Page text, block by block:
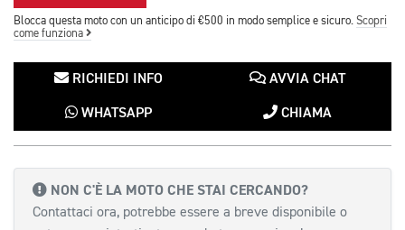
Blocca questa moto con un anticipo di €500 in modo semplice e sicuro. Scopri
come funziona
RICHIEDI INFO AVVIA CHAT
WHATSAPP CHIAMA
NON C'È LA MOTO CHE STAI CERCANDO?
Contattaci ora, potrebbe essere a breve disponibile o